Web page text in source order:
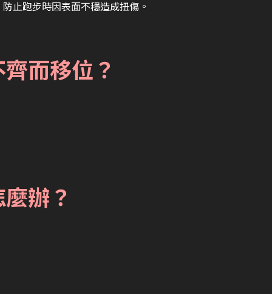
止跑步時因表面不穩造成扭傷。
而移位？
辦？